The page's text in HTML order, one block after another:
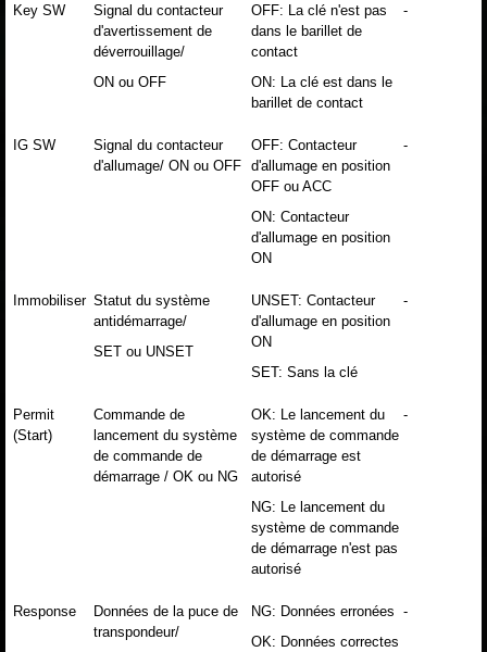
Key SW
Signal du contacteur
d'avertissement de
déverrouillage/
ON ou OFF
OFF: La clé n'est pas
dans le barillet de
contact
ON: La clé est dans le
barillet de contact
-
IG SW
Signal du contacteur
d'allumage/ ON ou OFF
OFF: Contacteur
d'allumage en position
OFF ou ACC
ON: Contacteur
d'allumage en position
ON
-
Immobiliser Statut du système
antidémarrage/
SET ou UNSET
UNSET: Contacteur
d'allumage en position
ON
SET: Sans la clé
-
Permit
(Start)
Commande de
lancement du système
de commande de
démarrage / OK ou NG
OK: Le lancement du
système de commande
de démarrage est
autorisé
NG: Le lancement du
système de commande
de démarrage n'est pas
autorisé
-
Response
Données de la puce de
transpondeur/
NG: Données erronées
OK: Données correctes
-